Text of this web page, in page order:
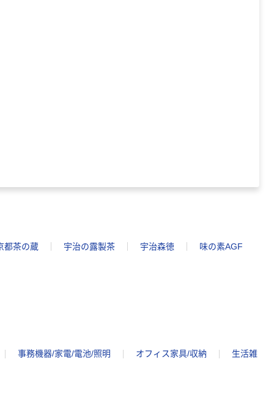
都茶の蔵 宇治の露製茶 宇治森徳 味の素AGF
事務機器/家電/電池/照明 オフィス家具/収納
生活雑